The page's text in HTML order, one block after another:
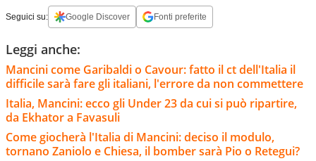
Seguici su: Google Discover Fonti preferite
Leggi anche:
Mancini come Garibaldi o Cavour: fatto il ct dell'Italia il
difficile sarà fare gli italiani, l'errore da non commettere
Italia, Mancini: ecco gli Under 23 da cui si può ripartire,
da Ekhator a Favasuli
Come giocherà l'Italia di Mancini: deciso il modulo,
tornano Zaniolo e Chiesa, il bomber sarà Pio o Retegui?